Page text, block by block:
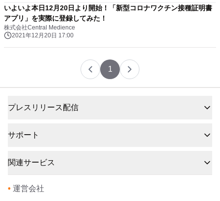
いよいよ本日12月20日より開始！「新型コロナワクチン接種証明書
アプリ」を実際に登録してみた！
株式会社Central Medience
2021年12月20日 17:00
1
プレスリリース配信
サポート
関連サービス
• 運営会社